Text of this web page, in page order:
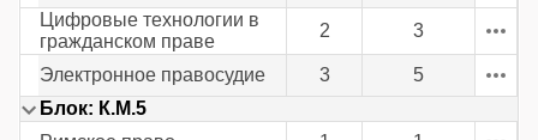
Цифровые технологии в
гражданском праве
2 3
Электронное правосудие 3
5
Блок: К.М.5